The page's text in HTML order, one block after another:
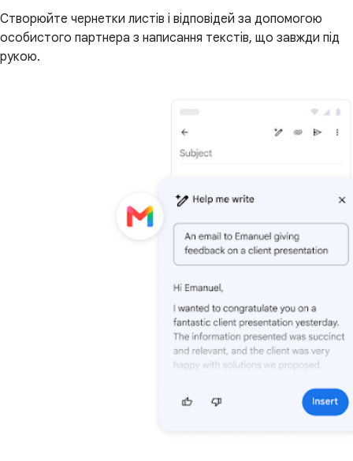
Створюйте чернетки листів і відповідей за допомогою
особистого партнера з написання текстів, що завжди під
рукою.